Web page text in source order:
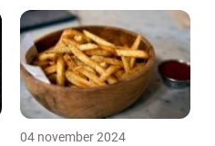
04 november 2024